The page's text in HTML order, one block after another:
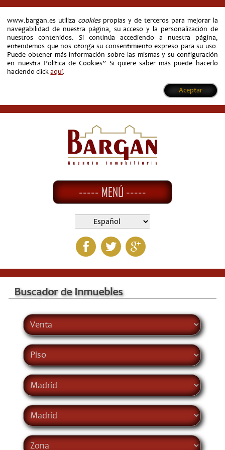
www.bargan.es utiliza cookiespropias y de terceros para mejorar la
navegabilidad de nuestra página, su acceso y la personalización de
nuestros contenidos. Si continúa accediendo a nuestra página,
entendemos que nos otorga su consentimiento expreso para su uso.
Puede obtener más información sobre las mismas y su configuración
en nuestra Política de Cookies” Si quiere saber más puede hacerlo
haciendo clickaquí.
Aceptar
Buscador de Inmuebles